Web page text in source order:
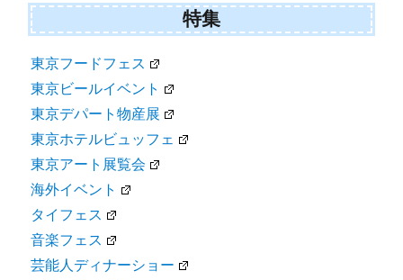
特集
東京フードフェス
東京ビールイベント
東京デパート物産展
東京ホテルビュッフェ
東京アート展覧会
海外イベント
タイフェス
音楽フェス
芸能人ディナーショー